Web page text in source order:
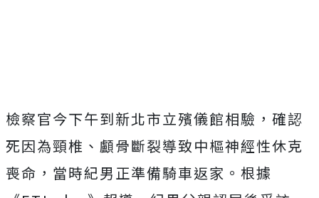
檢察官今下午到新北市立殯儀館相驗，確認
死因為頸椎、顱骨斷裂導致中樞神經性休克
喪命，當時紀男正準備騎車返家。根據